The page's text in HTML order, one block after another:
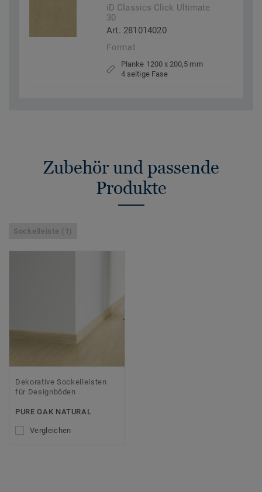
iD Classics Click Ultimate
30
Art. 281014020
Format
Planke 1200 x 200,5 mm
4 seitige Fase
Zubehör und passende
Produkte
Sockelleiste (1)
Dekorative Sockelleisten
für Designböden
PURE OAK NATURAL
Vergleichen